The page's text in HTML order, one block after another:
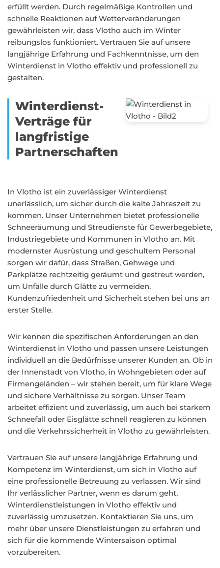
erfüllt werden. Durch regelmäßige Kontrollen und
schnelle Reaktionen auf Wetterveränderungen
gewährleisten wir, dass Vlotho auch im Winter
reibungslos funktioniert. Vertrauen Sie auf unsere
langjährige Erfahrung und Fachkenntnisse, um den
Winterdienst in Vlotho effektiv und professionell zu
gestalten.
Winterdienst-
Verträge für
langfristige
Partnerschaften
In Vlotho ist ein zuverlässiger Winterdienst
unerlässlich, um sicher durch die kalte Jahreszeit zu
kommen. Unser Unternehmen bietet professionelle
Schneeräumung und Streudienste für Gewerbegebiete,
Industriegebiete und Kommunen in Vlotho an. Mit
modernster Ausrüstung und geschultem Personal
sorgen wir dafür, dass Straßen, Gehwege und
Parkplätze rechtzeitig geräumt und gestreut werden,
um Unfälle durch Glätte zu vermeiden.
Kundenzufriedenheit und Sicherheit stehen bei uns an
erster Stelle.
Wir kennen die spezifischen Anforderungen an den
Winterdienst in Vlotho und passen unsere Leistungen
individuell an die Bedürfnisse unserer Kunden an. Ob in
der Innenstadt von Vlotho, in Wohngebieten oder auf
Firmengeländen – wir stehen bereit, um für klare Wege
und sichere Verhältnisse zu sorgen. Unser Team
arbeitet effizient und zuverlässig, um auch bei starkem
Schneefall oder Eisglätte schnell reagieren zu können
und die Verkehrssicherheit in Vlotho zu gewährleisten.
Vertrauen Sie auf unsere langjährige Erfahrung und
Kompetenz im Winterdienst, um sich in Vlotho auf
eine professionelle Betreuung zu verlassen. Wir sind
Ihr verlässlicher Partner, wenn es darum geht,
Winterdienstleistungen in Vlotho effektiv und
zuverlässig umzusetzen. Kontaktieren Sie uns, um
mehr über unsere Dienstleistungen zu erfahren und
sich für die kommende Wintersaison optimal
vorzubereiten.